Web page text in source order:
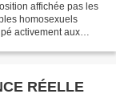
affichée pas les
homosexuels
activement aux
RÉELLE